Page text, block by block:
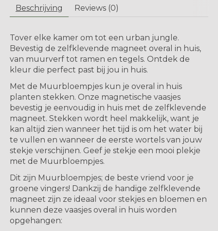
Beschrijving Reviews (0)
Tover elke kamer om tot een urban jungle.
Bevestig de zelfklevende magneet overal in huis,
van muurverf tot ramen en tegels. Ontdek de
kleur die perfect past bij jou in huis.
Met de Muurbloempjes kun je overal in huis
planten stekken. Onze magnetische vaasjes
bevestig je eenvoudig in huis met de zelfklevende
magneet. Stekken wordt heel makkelijk, want je
kan altijd zien wanneer het tijd is om het water bij
te vullen en wanneer de eerste wortels van jouw
stekje verschijnen. Geef je stekje een mooi plekje
met de Muurbloempjes.
Dit zijn Muurbloempjes; de beste vriend voor je
groene vingers! Dankzij de handige zelfklevende
magneet zijn ze ideaal voor stekjes en bloemen en
kunnen deze vaasjes overal in huis worden
opgehangen: